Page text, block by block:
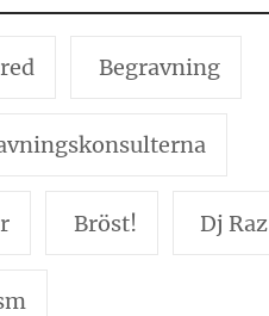
Begravning
Bröst! Dj Raz